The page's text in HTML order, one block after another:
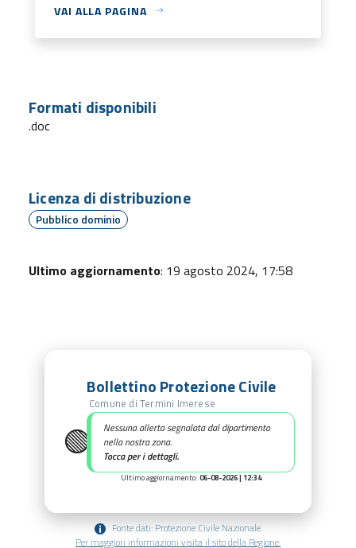
VAI ALLA PAGINA
Formati disponibili
.doc
Licenza di distribuzione
Pubblico dominio
Ultimo aggiornamento: 19 agosto 2024, 17:58
🟢
Bollettino Protezione Civile
Comune di Termini Imerese
Nessuna allerta segnalata dal dipartimento
nella nostra zona.
Tocca per i dettagli.
Ultimo aggiornamento: 06-08-2026 | 12:34
Fonte dati: Protezione Civile Nazionale.
Per maggiori informazioni visita il sito della Regione.